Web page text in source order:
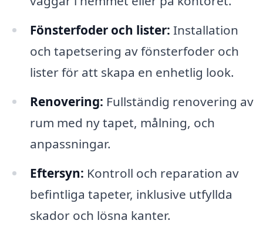
Fönsterfoder och lister: Installation
och tapetsering av fönsterfoder och
lister för att skapa en enhetlig look.
Renovering: Fullständig renovering av
rum med ny tapet, målning, och
anpassningar.
Eftersyn: Kontroll och reparation av
befintliga tapeter, inklusive utfyllda
skador och lösna kanter.